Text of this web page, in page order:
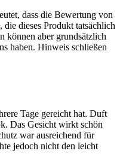
dass die Bewertung von
dieses Produkt tatsächlich
können aber grundsätzlich
haben. Hinweis schließen
Tage gereicht hat. Duft
Das Gesicht wirkt schön
war ausreichend für
jedoch nicht den leicht